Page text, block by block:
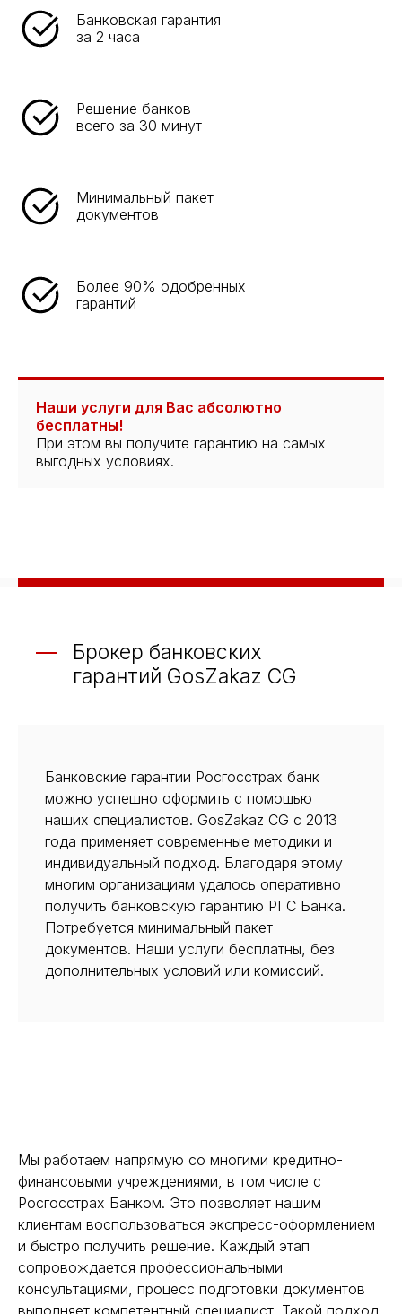
Банковская гарантия
за 2 часа
Решение банков
всего за 30 минут
Минимальный пакет
документов
Более 90% одобренных
гарантий
Наши услуги для Вас абсолютно
бесплатны!
При этом вы получите гарантию на самых
выгодных условиях.
Брокер банковских
гарантий GosZakaz CG
Банковские гарантии Росгосстрах банк
можно успешно оформить с помощью
наших специалистов. GosZakaz CG с 2013
года применяет современные методики и
индивидуальный подход. Благодаря этому
многим организациям удалось оперативно
получить банковскую гарантию РГС Банка.
Потребуется минимальный пакет
документов. Наши услуги бесплатны, без
дополнительных условий или комиссий.
Мы работаем напрямую со многими кредитно-
финансовыми учреждениями, в том числе с
Росгосстрах Банком. Это позволяет нашим
клиентам воспользоваться экспресс-оформлением
и быстро получить решение. Каждый этап
сопровождается профессиональными
консультациями, процесс подготовки документов